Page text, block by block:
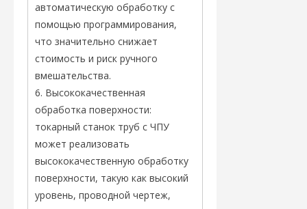
автоматическую обработку с
помощью программирования,
что значительно снижает
стоимость и риск ручного
вмешательства.
6. Высококачественная
обработка поверхности:
токарный станок труб с ЧПУ
может реализовать
высококачественную обработку
поверхности, такую ​​как высокий
уровень, проводной чертеж,